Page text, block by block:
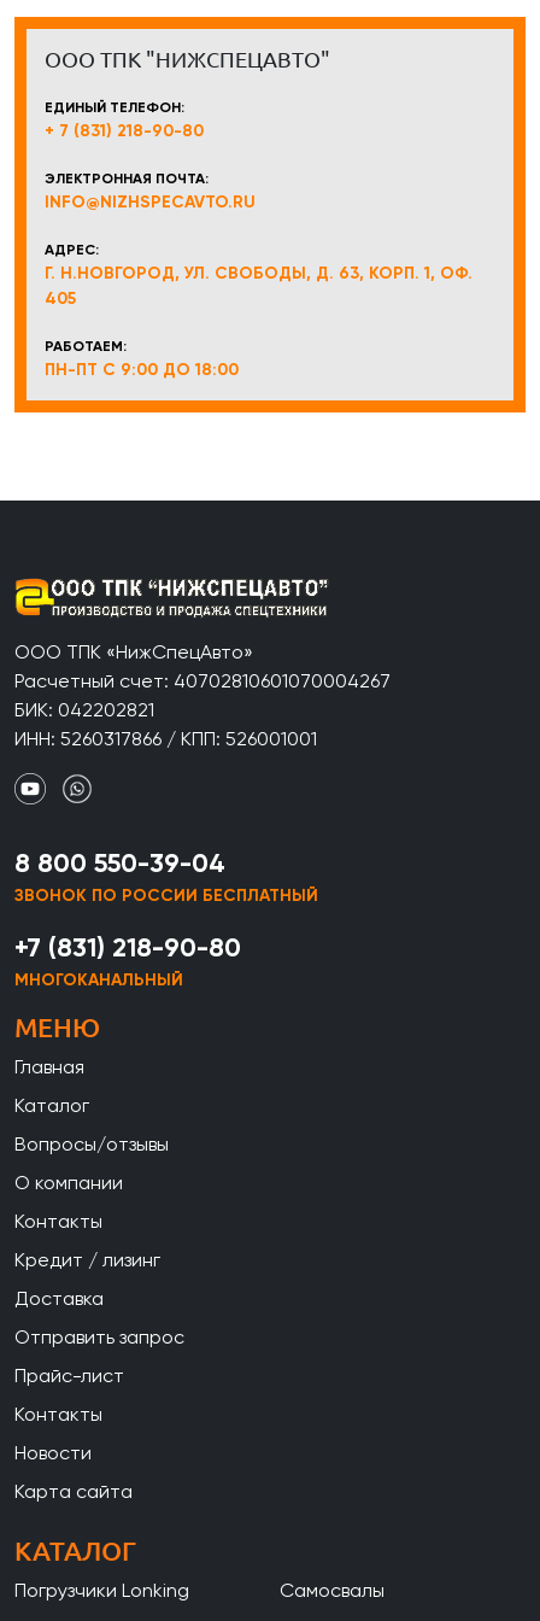
ООО ТПК "НИЖСПЕЦАВТО"
ЕДИНЫЙ ТЕЛЕФОН:
+ 7 (831) 218-90-80
ЭЛЕКТРОННАЯ ПОЧТА:
INFO@NIZHSPECAVTO.RU
АДРЕС:
Г. Н.НОВГОРОД, УЛ. СВОБОДЫ, Д. 63, КОРП. 1, ОФ.
405
РАБОТАЕМ:
ПН-ПТ С 9:00 ДО 18:00
ООО ТПК «НижСпецАвто»
Расчетный счет: 40702810601070004267
БИК: 042202821
ИНН: 5260317866 / КПП: 526001001
8 800 550-39-04
ЗВОНОК ПО РОССИИ БЕСПЛАТНЫЙ
+7 (831) 218-90-80
МНОГОКАНАЛЬНЫЙ
МЕНЮ
Главная
Каталог
Вопросы/отзывы
О компании
Контакты
Кредит / лизинг
Доставка
Отправить запрос
Прайс-лист
Контакты
Новости
Карта сайта
КАТАЛОГ
Погрузчики Lonking
Самосвалы